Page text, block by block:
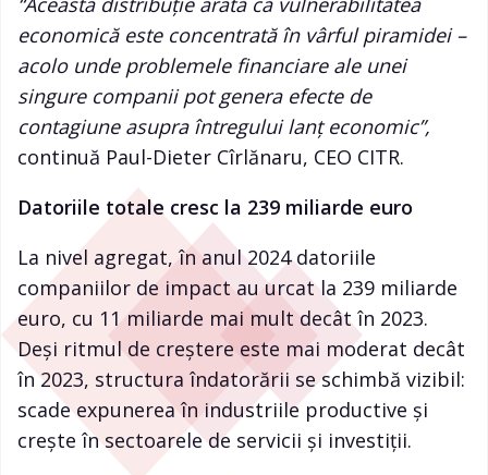
economică este concentrată în vârful piramidei –
acolo unde problemele financiare ale unei
singure companii pot genera efecte de
contagiune asupra întregului lanț economic”,
continuă Paul-Dieter Cîrlănaru, CEO CITR.
Datoriile totale cresc la 239 miliarde euro
La nivel agregat, în anul 2024 datoriile
companiilor de impact au urcat la 239 miliarde
euro, cu 11 miliarde mai mult decât în 2023.
Deși ritmul de creștere este mai moderat decât
în 2023, structura îndatorării se schimbă vizibil:
scade expunerea în industriile productive și
crește în sectoarele de servicii și investiții.